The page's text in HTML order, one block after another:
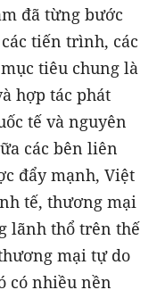
đã từng bước
tiến trình, các
tiêu chung là
hợp tác phát
tế và nguyên
các bên liên
đẩy mạnh, Việt
tế, thương mại
lãnh thổ trên thế
mại tự do
có nhiều nền